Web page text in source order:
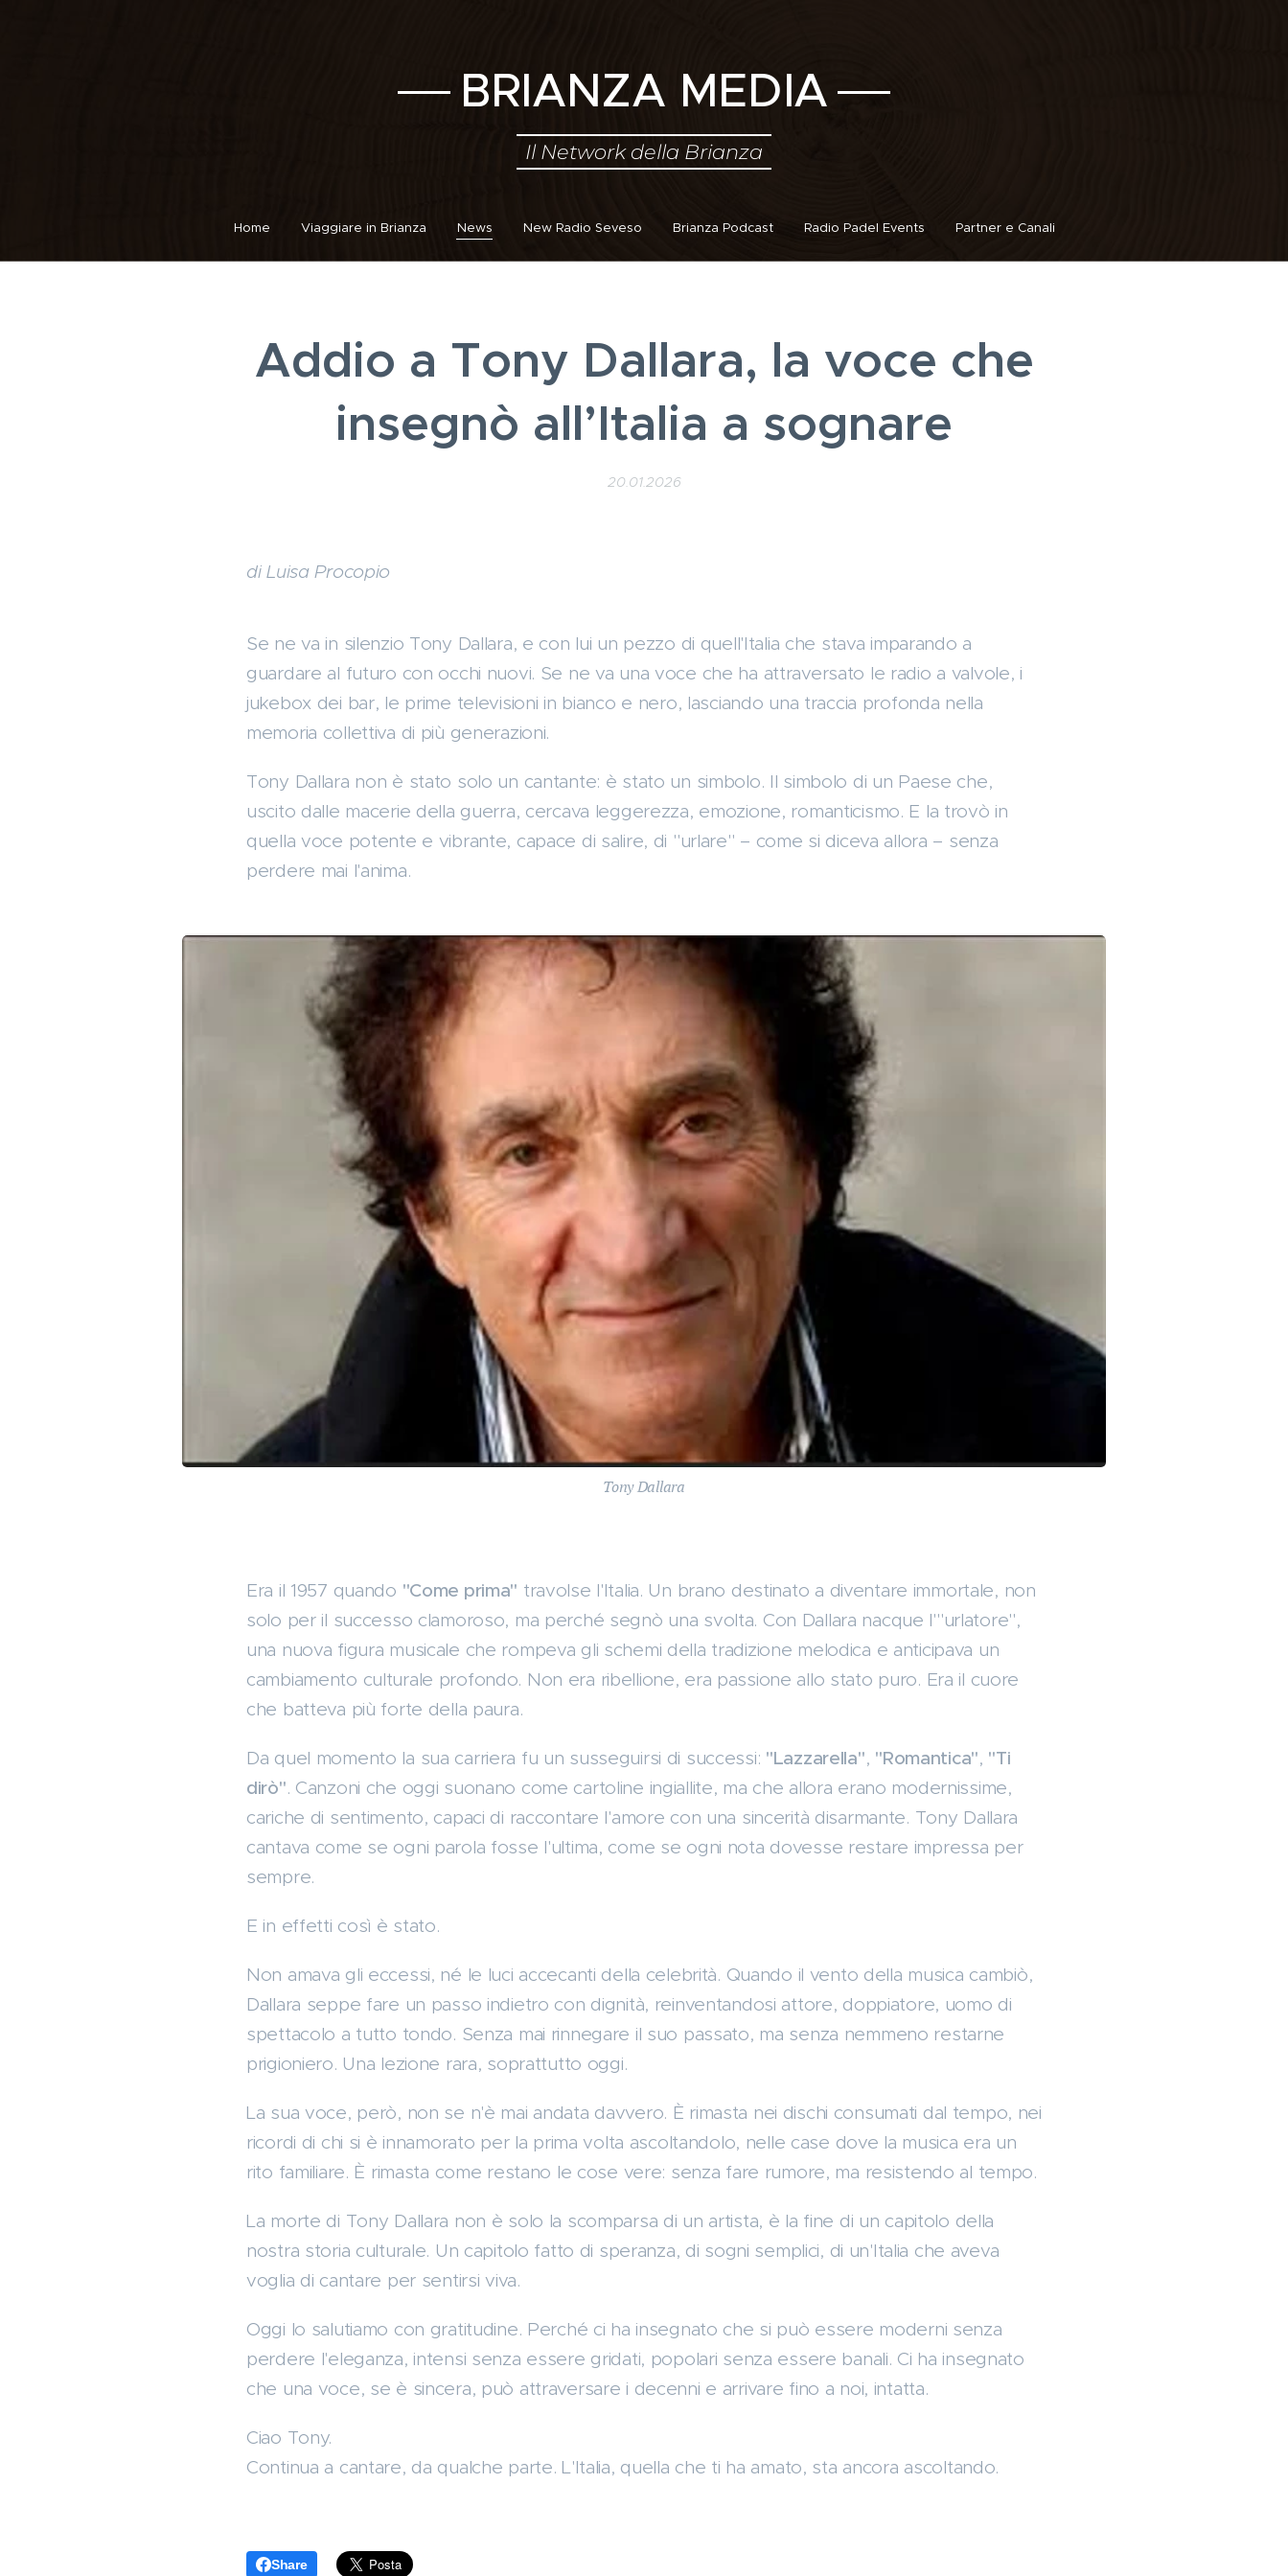
BRIANZA MEDIA
Il Network della Brianza
Home Viaggiare in Brianza News New Radio Seveso Brianza Podcast Radio Padel Events Partner e Canali
Addio a Tony Dallara, la voce che
insegnò all’Italia a sognare
20.01.2026
di Luisa Procopio
Se ne va in silenzio Tony Dallara, e con lui un pezzo di quell'Italia che stava imparando a
guardare al futuro con occhi nuovi. Se ne va una voce che ha attraversato le radio a valvole, i
jukebox dei bar, le prime televisioni in bianco e nero, lasciando una traccia profonda nella
memoria collettiva di più generazioni.
Tony Dallara non è stato solo un cantante: è stato un simbolo. Il simbolo di un Paese che,
uscito dalle macerie della guerra, cercava leggerezza, emozione, romanticismo. E la trovò in
quella voce potente e vibrante, capace di salire, di "urlare" – come si diceva allora – senza
perdere mai l'anima.
Tony Dallara
Era il 1957 quando "Come prima" travolse l'Italia. Un brano destinato a diventare immortale, non
solo per il successo clamoroso, ma perché segnò una svolta. Con Dallara nacque l'"urlatore",
una nuova figura musicale che rompeva gli schemi della tradizione melodica e anticipava un
cambiamento culturale profondo. Non era ribellione, era passione allo stato puro. Era il cuore
che batteva più forte della paura.
Da quel momento la sua carriera fu un susseguirsi di successi: "Lazzarella", "Romantica", "Ti
dirò". Canzoni che oggi suonano come cartoline ingiallite, ma che allora erano modernissime,
cariche di sentimento, capaci di raccontare l'amore con una sincerità disarmante. Tony Dallara
cantava come se ogni parola fosse l'ultima, come se ogni nota dovesse restare impressa per
sempre.
E in effetti così è stato.
Non amava gli eccessi, né le luci accecanti della celebrità. Quando il vento della musica cambiò,
Dallara seppe fare un passo indietro con dignità, reinventandosi attore, doppiatore, uomo di
spettacolo a tutto tondo. Senza mai rinnegare il suo passato, ma senza nemmeno restarne
prigioniero. Una lezione rara, soprattutto oggi.
La sua voce, però, non se n'è mai andata davvero. È rimasta nei dischi consumati dal tempo, nei
ricordi di chi si è innamorato per la prima volta ascoltandolo, nelle case dove la musica era un
rito familiare. È rimasta come restano le cose vere: senza fare rumore, ma resistendo al tempo.
La morte di Tony Dallara non è solo la scomparsa di un artista, è la fine di un capitolo della
nostra storia culturale. Un capitolo fatto di speranza, di sogni semplici, di un'Italia che aveva
voglia di cantare per sentirsi viva.
Oggi lo salutiamo con gratitudine. Perché ci ha insegnato che si può essere moderni senza
perdere l'eleganza, intensi senza essere gridati, popolari senza essere banali. Ci ha insegnato
che una voce, se è sincera, può attraversare i decenni e arrivare fino a noi, intatta.
Ciao Tony.
Continua a cantare, da qualche parte. L'Italia, quella che ti ha amato, sta ancora ascoltando.
Share